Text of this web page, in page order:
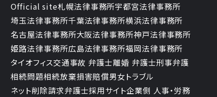
Official site札幌法律事務所宇都宮法律事務所
埼玉法律事務所千葉法律事務所横浜法律事務所
名古屋法律事務所大阪法律事務所神戸法律事務所
姫路法律事務所広島法律事務所福岡法律事務所
タイオフィス交通事故 弁護士離婚 弁護士刑事弁護
相続問題相続放棄損害賠償男女トラブル
ネット削除請求弁護士採用サイト企業側 人事・労務